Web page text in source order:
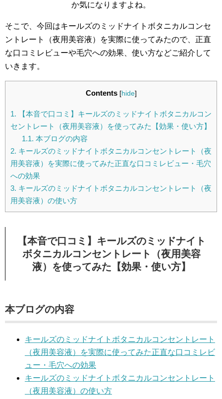
か気になりますよね。
そこで、今回はキールズのミッドナイトボタニカルコンセ
ントレート（夜用美容液）を実際に使ってみたので、正直
な口コミレビューや毛穴への効果、使い方などご紹介して
いきます。
Contents [hide]
1. 【本音で口コミ】キールズのミッドナイトボタニカルコン
セントレート（夜用美容液）を使ってみた【効果・使い方】
1.1. 本ブログの内容
2. キールズのミッドナイトボタニカルコンセントレート（夜
用美容液）を実際に使ってみた正直な口コミレビュー・毛穴
への効果
3. キールズのミッドナイトボタニカルコンセントレート（夜
用美容液）の使い方
【本音で口コミ】キールズのミッドナイト
ボタニカルコンセントレート（夜用美容
液）を使ってみた【効果・使い方】
本ブログの内容
キールズのミッドナイトボタニカルコンセントレート
（夜用美容液）を実際に使ってみた正直な口コミレビ
ュー・毛穴への効果
キールズのミッドナイトボタニカルコンセントレート
（夜用美容液）の使い方